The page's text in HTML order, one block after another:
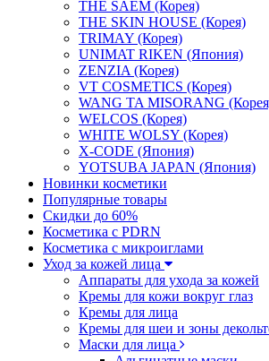
THE SAEM (Корея)
THE SKIN HOUSE (Корея)
TRIMAY (Корея)
UNIMAT RIKEN (Япония)
ZENZIA (Корея)
VT COSMETICS (Корея)
WANG TA MISORANG
WELCOS (Корея)
WHITE WOLSY (Корея)
X-CODE (Япония)
YOTSUBA JAPAN (Япония)
Новинки косметики
Популярные товары
Скидки до 60%
Косметика с PDRN
Косметика с микроиглами
Уход за кожей лица
Аппараты для ухода за кожей
Кремы для кожи вокруг глаз
Кремы для лица
Кремы для шеи и зоны
Маски для лица